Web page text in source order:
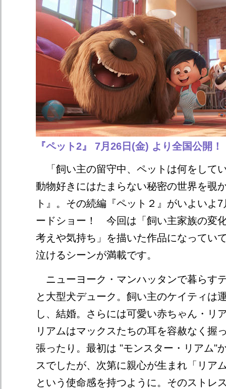
『ペット2』 7月26日(金) より全国公開！
「飼い主の留守中、ペットは何をして
動物好きにはたまらない秘密の世界を覗
ト』。その続編『ペット２』がいよいよ
ードショー！ 今回は「飼い主家族の変
考えや気持ち」を描いた作品になってい
泣けるシーンが満載です。
ニューヨーク・マンハッタンで暮らす
と大型犬デューク。飼い主のケイティは
し、結婚。さらには可愛い赤ちゃん・リ
リアムはマックスたちの耳を容赦なく握
張ったり。最初は "モンスター・リアム"
スでしたが、次第に親心が生まれ「リア
という使命感を持つように。そのストレ